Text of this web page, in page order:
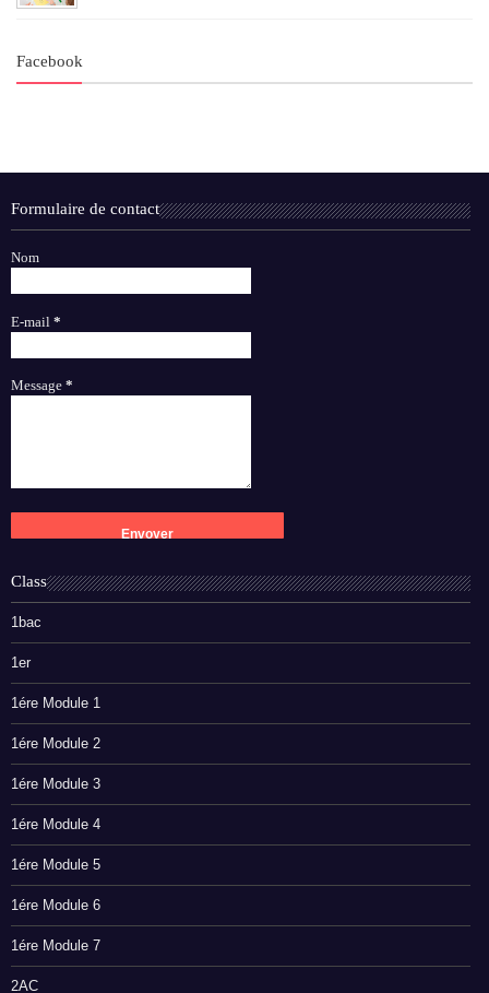
Facebook
Formulaire de contact
Nom
E-mail *
Message *
Class
1bac
1er
1ére Module 1
1ére Module 2
1ére Module 3
1ére Module 4
1ére Module 5
1ére Module 6
1ére Module 7
2AC